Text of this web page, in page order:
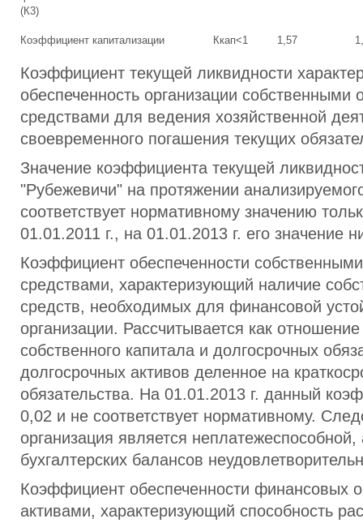
(К3)
Коэффициент капитализации Ккап<1 1,57
Коэффициент текущей ликвидности
обеспеченность организации собственными
средствами для ведения хозяйственной
своевременного погашения текущих
Значение коэффициента текущей
"Рубежевичи" на протяжении
соответствует нормативному значению
01.01.2011 г., на 01.01.2013 г. его значение
Коэффициент обеспеченности
средствами, характеризующий наличие
средств, необходимых для финансовой
организации. Рассчитывается как
собственного капитала и долгосрочных
долгосрочных активов деленное на
обязательства. На 01.01.2013 г. данный
0,02 и не соответствует нормативному.
организация является неплатежеспособной,
бухгалтерских балансов
Коэффициент обеспеченности финансовых
активами, характеризующий способность